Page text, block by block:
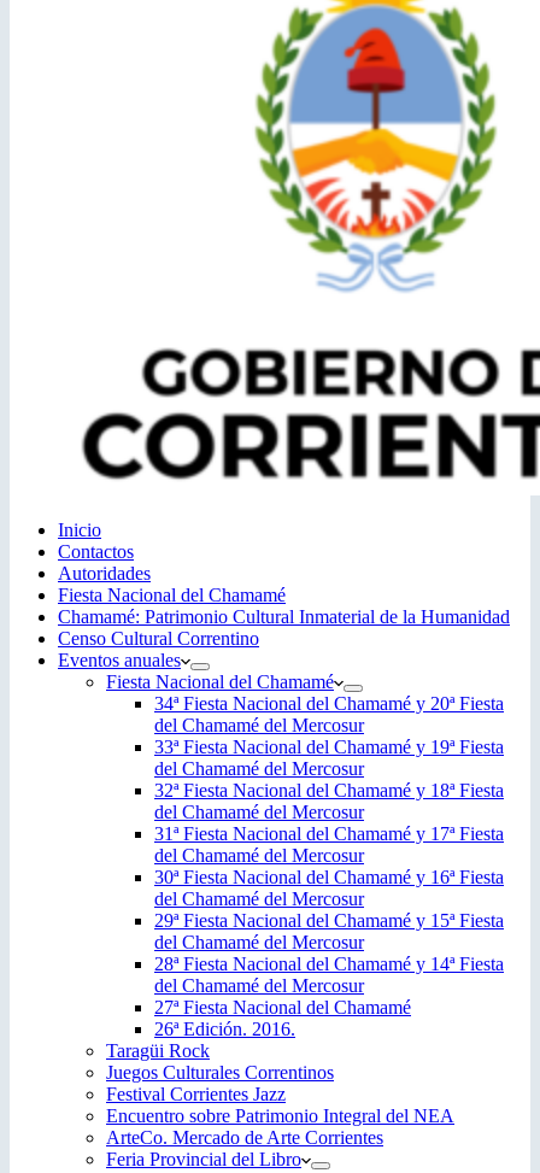
Inicio
Contactos
Autoridades
Fiesta Nacional del Chamamé
Chamamé: Patrimonio Cultural Inmaterial de la Humanidad
Censo Cultural Correntino
Eventos anuales
Fiesta Nacional del Chamamé
34ª Fiesta Nacional del Chamamé y 20ª Fiesta
del Chamamé del Mercosur
33ª Fiesta Nacional del Chamamé y 19ª Fiesta
del Chamamé del Mercosur
32ª Fiesta Nacional del Chamamé y 18ª Fiesta
del Chamamé del Mercosur
31ª Fiesta Nacional del Chamamé y 17ª Fiesta
del Chamamé del Mercosur
30ª Fiesta Nacional del Chamamé y 16ª Fiesta
del Chamamé del Mercosur
29ª Fiesta Nacional del Chamamé y 15ª Fiesta
del Chamamé del Mercosur
28ª Fiesta Nacional del Chamamé y 14ª Fiesta
del Chamamé del Mercosur
27ª Fiesta Nacional del Chamamé
26ª Edición. 2016.
Taragüi Rock
Juegos Culturales Correntinos
Festival Corrientes Jazz
Encuentro sobre Patrimonio Integral del NEA
ArteCo. Mercado de Arte Corrientes
Feria Provincial del Libro